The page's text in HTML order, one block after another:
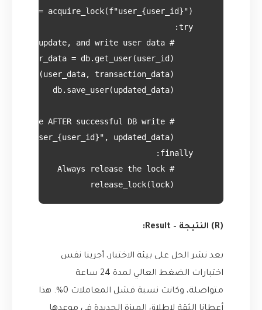
(R) النتيجة – Result:
بعد نشر الحل على بيئة الاختبار، أجرينا نفس
اختبارات الضغط العالي لمدة 24 ساعة
متواصلة، وكانت نسبة فشل المعاملات 0%. هذا